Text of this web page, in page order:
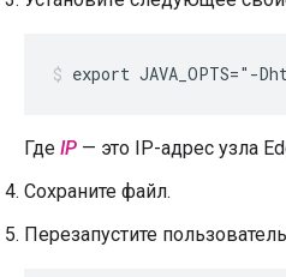
export JAVA_OPTS="-
Где IP — это IP-адрес узла
Сохраните файл.
Перезапустите